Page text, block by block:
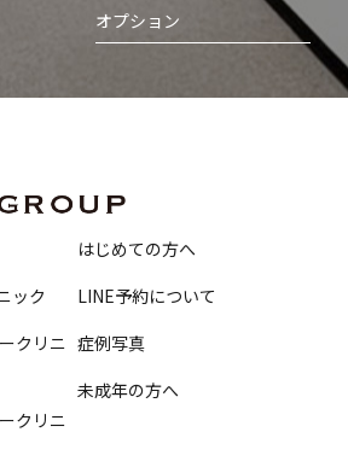
オプション
ック
クリニ
クリニ
はじめての方へ
LINE予約について
症例写真
未成年の方へ